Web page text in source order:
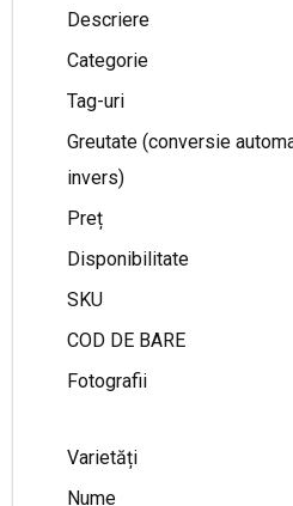
Descriere
Categorie
Таg-uri
Greutate (conversie
invers)
Preț
Disponibilitate
SKU
COD DE BARE
Fotografii
Varietăți
Nume